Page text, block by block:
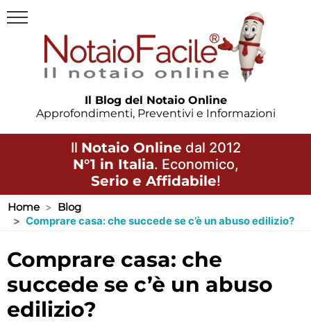
Il Blog del Notaio Online
Approfondimenti, Preventivi e Informazioni
Il Notaio Online dal 2012
N°1 in Italia. Economico,
Serio e Affidabile!
Home
Blog
Comprare casa: che succede se c’è un abuso edilizio?
comprare casa: che
succede se c’è un abuso
edilizio?